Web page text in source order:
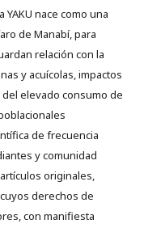
nace como una
de Manabí, para
relación con la
y acuícolas, impactos
elevado consumo de
de frecuencia
y comunidad
originales,
derechos de
con manifiesta